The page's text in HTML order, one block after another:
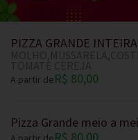
PIZZA GRANDE INTEIRA
A partir deR$ 80,00
Pizza Grande meio a